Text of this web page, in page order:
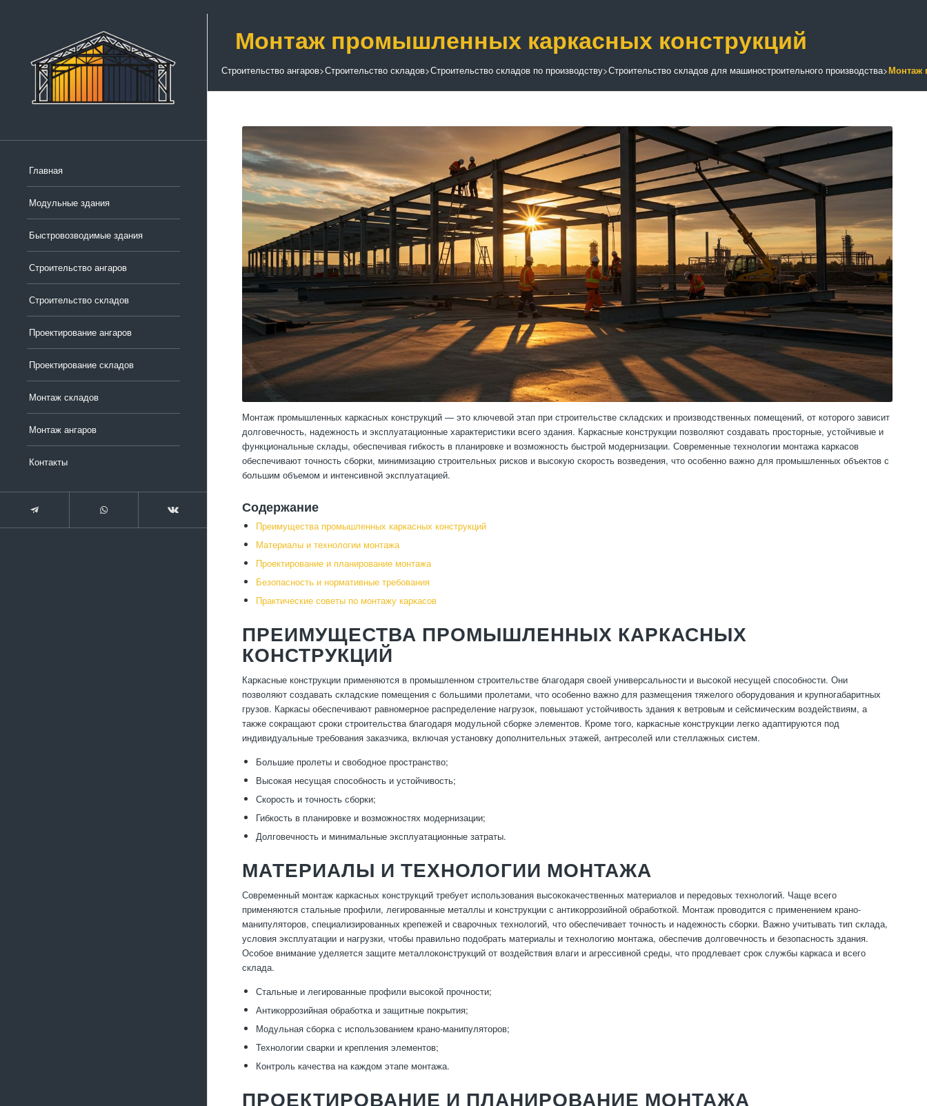
Главная
Модульные здания
Быстровозводимые здания
Строительство ангаров
Строительство складов
Проектирование ангаров
Проектирование складов
Монтаж складов
Монтаж ангаров
Контакты
Монтаж промышленных каркасных конструкций
Строительство ангаров>Строительство складов>Строительство складов по производству>Строительство складов для машиностроительного производства>Монтаж
Монтаж промышленных каркасных конструкций — это ключевой этап при строительстве складских и производственных помещений, от которого зависит
долговечность, надежность и эксплуатационные характеристики всего здания. Каркасные конструкции позволяют создавать просторные, устойчивые и
функциональные склады, обеспечивая гибкость в планировке и возможность быстрой модернизации. Современные технологии монтажа каркасов
обеспечивают точность сборки, минимизацию строительных рисков и высокую скорость возведения, что особенно важно для промышленных объектов с
большим объемом и интенсивной эксплуатацией.
Содержание
Преимущества промышленных каркасных конструкций
Материалы и технологии монтажа
Проектирование и планирование монтажа
Безопасность и нормативные требования
Практические советы по монтажу каркасов
ПРЕИМУЩЕСТВА ПРОМЫШЛЕННЫХ КАРКАСНЫХ
КОНСТРУКЦИЙ
Каркасные конструкции применяются в промышленном строительстве благодаря своей универсальности и высокой несущей способности. Они
позволяют создавать складские помещения с большими пролетами, что особенно важно для размещения тяжелого оборудования и крупногабаритных
грузов. Каркасы обеспечивают равномерное распределение нагрузок, повышают устойчивость здания к ветровым и сейсмическим воздействиям, а
также сокращают сроки строительства благодаря модульной сборке элементов. Кроме того, каркасные конструкции легко адаптируются под
индивидуальные требования заказчика, включая установку дополнительных этажей, антресолей или стеллажных систем.
Большие пролеты и свободное пространство;
Высокая несущая способность и устойчивость;
Скорость и точность сборки;
Гибкость в планировке и возможностях модернизации;
Долговечность и минимальные эксплуатационные затраты.
МАТЕРИАЛЫ И ТЕХНОЛОГИИ МОНТАЖА
Современный монтаж каркасных конструкций требует использования высококачественных материалов и передовых технологий. Чаще всего
применяются стальные профили, легированные металлы и конструкции с антикоррозийной обработкой. Монтаж проводится с применением крано-
манипуляторов, специализированных крепежей и сварочных технологий, что обеспечивает точность и надежность сборки. Важно учитывать тип склада,
условия эксплуатации и нагрузки, чтобы правильно подобрать материалы и технологию монтажа, обеспечив долговечность и безопасность здания.
Особое внимание уделяется защите металлоконструкций от воздействия влаги и агрессивной среды, что продлевает срок службы каркаса и всего
склада.
Стальные и легированные профили высокой прочности;
Антикоррозийная обработка и защитные покрытия;
Модульная сборка с использованием крано-манипуляторов;
Технологии сварки и крепления элементов;
Контроль качества на каждом этапе монтажа.
ПРОЕКТИРОВАНИЕ И ПЛАНИРОВАНИЕ МОНТАЖА